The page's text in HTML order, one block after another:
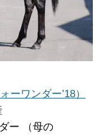
ーワンダー’18）
ー （母の